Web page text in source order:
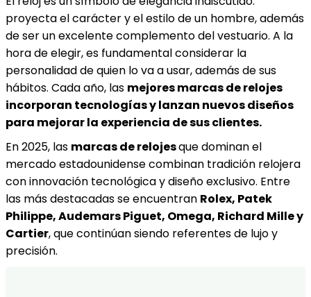
proyecta el carácter y el estilo de un hombre, además
de ser un excelente complemento del vestuario. A la
hora de elegir, es fundamental considerar la
personalidad de quien lo va a usar, además de sus
hábitos. Cada año, las mejores marcas de relojes
incorporan tecnologías y lanzan nuevos diseños
para mejorar la experiencia de sus clientes.
En 2025, las marcas de relojesque dominan el
mercado estadounidense combinan tradición relojera
con innovación tecnológica y diseño exclusivo. Entre
las más destacadas se encuentran Rolex, Patek
Philippe, Audemars Piguet, Omega, Richard Mille y
Cartier, que continúan siendo referentes de lujo y
precisión.